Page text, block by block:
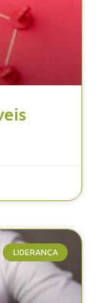
LIDERANÇA